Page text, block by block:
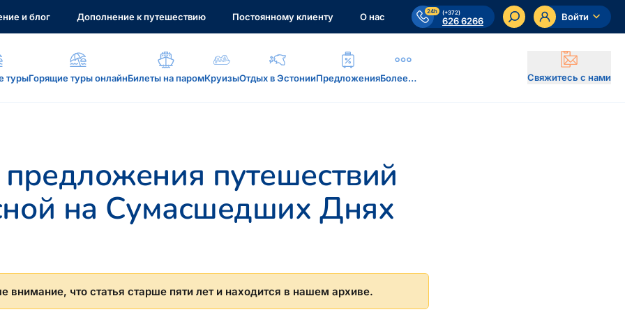
и блог Дополнение к путешествию Постоянному клиенту О нас 24h (+372)
626 6266 Войти
турыГорящие туры онлайнБилеты на паромКруизыОтдых в ЭстонииПредложенияБолее… Свяжитесь с нами
reisikaubad.ee, Airalo eSim...
путешествий
на Сумасшедших Днях
что статья старше пяти лет и находится в нашем архиве.